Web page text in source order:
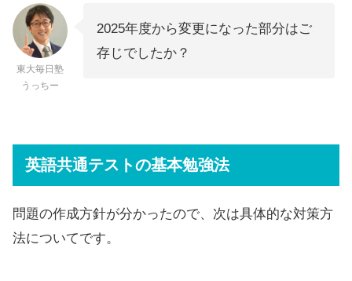
東大毎日塾
うっちー
2025年度から変更になった部分はご
存じでしたか？
英語共通テストの基本勉強法
問題の作成方針が分かったので、次は具体的な対策方
法についてです。